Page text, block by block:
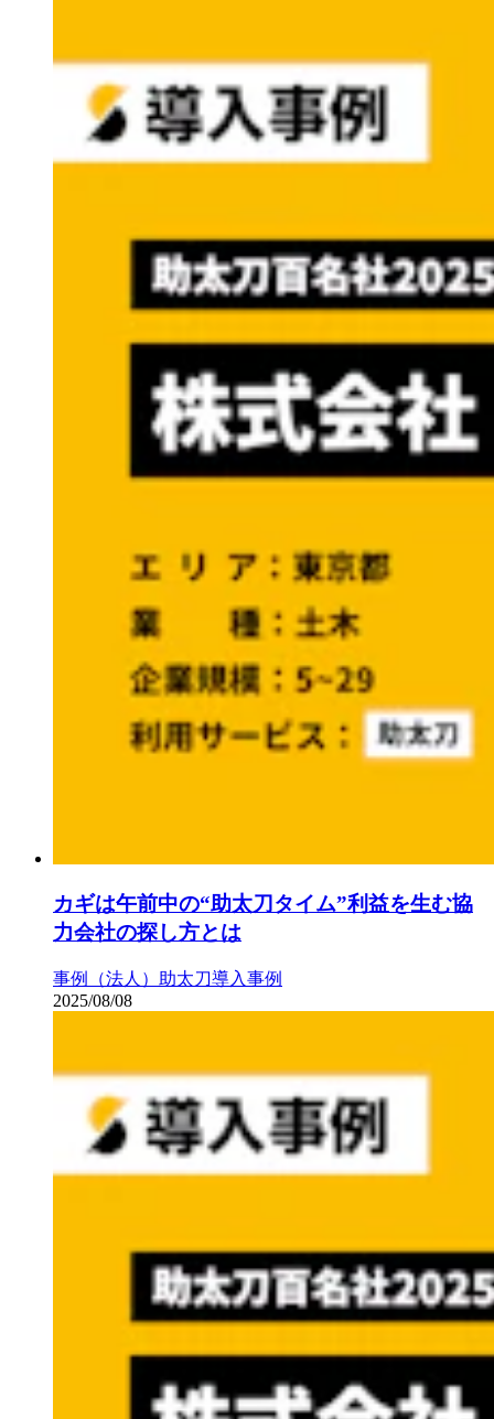
カギは午前中の“助太刀タイム”利益を生む協
力会社の探し方とは
事例（法人）
助太刀導入事例
2025/08/08